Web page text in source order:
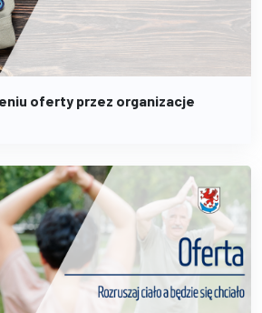
oferty przez organizacje